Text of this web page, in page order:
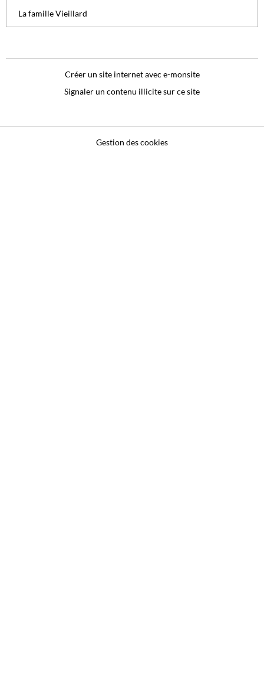
La famille Vieillard
Créer un site internet avec e-monsite
Signaler un contenu illicite sur ce site
Gestion des cookies